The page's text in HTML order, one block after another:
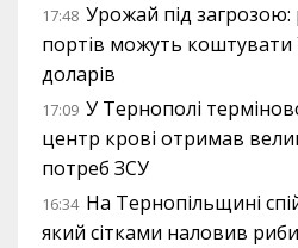
17:48 Урожай під загрозою:
портів можуть коштувати
доларів
17:09 У Тернополі
центр крові отримав
потреб ЗСУ
16:34 На Тернопільщині
який сітками наловив